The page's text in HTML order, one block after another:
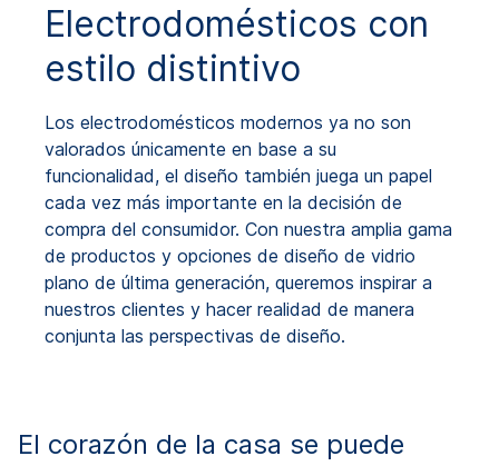
Electrodomésticos con
estilo distintivo
Los electrodomésticos modernos ya no son
valorados únicamente en base a su
funcionalidad, el diseño también juega un papel
cada vez más importante en la decisión de
compra del consumidor. Con nuestra amplia gama
de productos y opciones de diseño de vidrio
plano de última generación, queremos inspirar a
nuestros clientes y hacer realidad de manera
conjunta las perspectivas de diseño.
El corazón de la casa se puede